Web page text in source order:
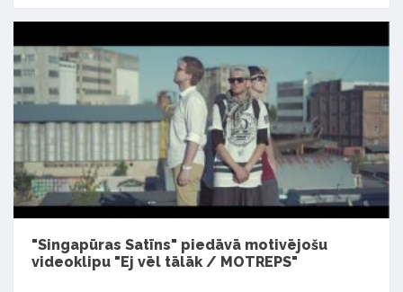
"Singapūras Satīns" piedāvā motivējošu
videoklipu "Ej vēl tālāk / MOTREPS"